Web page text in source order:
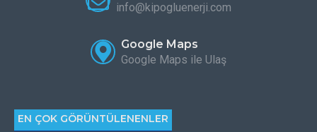
info@kipogluenerji.com
Google Maps
Google Maps ile Ulaş
EN ÇOK GÖRÜNTÜLENENLER